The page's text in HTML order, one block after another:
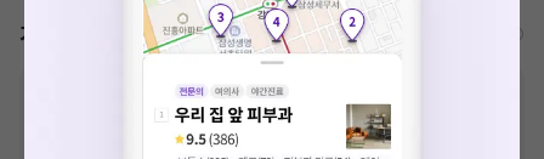
가격표 비급여/급여 진료란?
추가비용 등으로 실제 가격과 상이할 수 있으니, 정확
한 가격은 해당 의료기관에 직접 문의해주세요.
건강보험심사평가원
에 고지되어 있는 급여 진료 기준 가